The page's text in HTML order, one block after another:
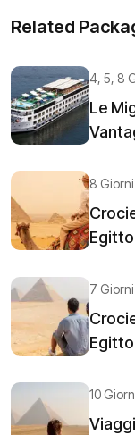
Related
4, 5, 8
Le
8 Giorni
7 Giorni
10